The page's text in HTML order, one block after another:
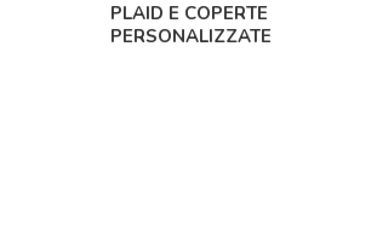
PLAID E COPERTE
PERSONALIZZATE